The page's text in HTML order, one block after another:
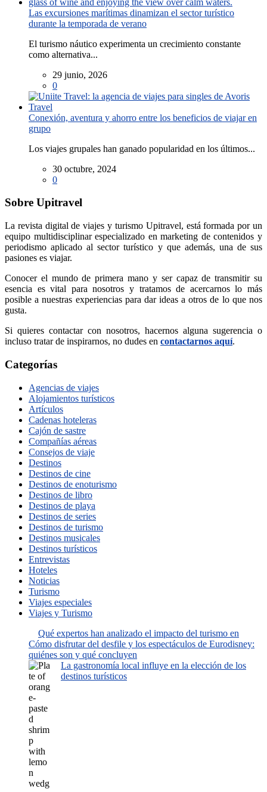
Las excursiones marítimas dinamizan el sector turístico
durante la temporada de verano
El turismo náutico experimenta un crecimiento constante
como alternativa...
29 junio, 2026
0
Conexión, aventura y ahorro entre los beneficios de viajar en
grupo
Los viajes grupales han ganado popularidad en los últimos...
30 octubre, 2024
0
Sobre Upitravel
La revista digital de viajes y turismo Upitravel, está formada por un
equipo multidisciplinar especializado en marketing de contenidos y
periodismo aplicado al sector turístico y que además, una de sus
pasiones es viajar.
Conocer el mundo de primera mano y ser capaz de transmitir su
esencia es vital para nosotros y tratamos de acercarnos lo más
posible a nuestras experiencias para dar ideas a otros de lo que nos
gusta.
Si quieres contactar con nosotros, hacernos alguna sugerencia o
incluso tratar de inspirarnos, no dudes en contactarnos aquí.
Categorías
Agencias de viajes
Alojamientos turísticos
Artículos
Cadenas hoteleras
Cajón de sastre
Compañías aéreas
Consejos de viaje
Destinos
Destinos de cine
Destinos de enoturismo
Destinos de libro
Destinos de playa
Destinos de series
Destinos de turismo
Destinos musicales
Destinos turísticos
Entrevistas
Hoteles
Noticias
Turismo
Viajes especiales
Viajes y Turismo
Qué expertos han analizado el impacto del turismo en
Cómo disfrutar del desfile y los espectáculos de Eurodisney:
quiénes son y qué concluyen
La gastronomía local influye en la elección de los
destinos turísticos